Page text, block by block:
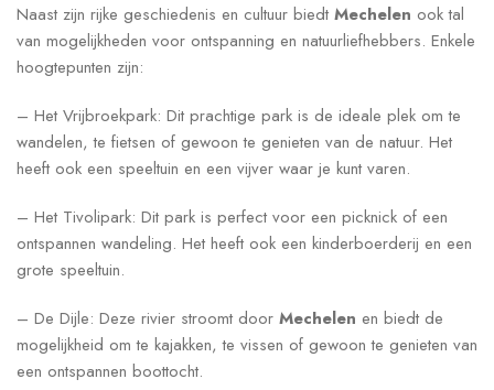
Naast zijn rijke geschiedenis en cultuur biedt Mechelen ook tal
van mogelijkheden voor ontspanning en natuurliefhebbers. Enkele
hoogtepunten zijn:
– Het Vrijbroekpark: Dit prachtige park is de ideale plek om te
wandelen, te fietsen of gewoon te genieten van de natuur. Het
heeft ook een speeltuin en een vijver waar je kunt varen.
– Het Tivolipark: Dit park is perfect voor een picknick of een
ontspannen wandeling. Het heeft ook een kinderboerderij en een
grote speeltuin.
– De Dijle: Deze rivier stroomt door Mechelen en biedt de
mogelijkheid om te kajakken, te vissen of gewoon te genieten van
een ontspannen boottocht.